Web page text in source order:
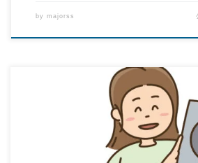
by majorss
もうお気づきかもしれませんが、先月から